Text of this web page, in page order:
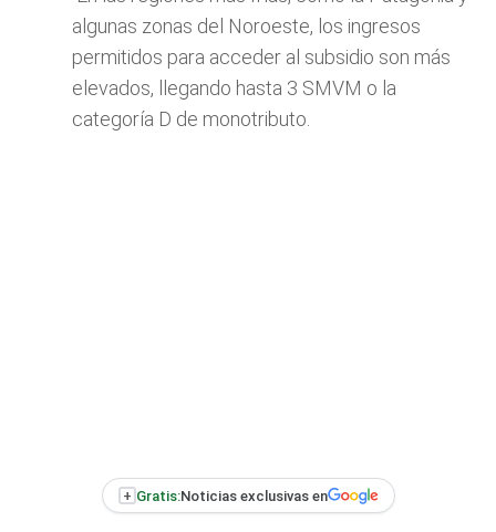
algunas zonas del Noroeste, los ingresos
permitidos para acceder al subsidio son más
elevados, llegando hasta 3 SMVM o la
categoría D de monotributo.
+ Gratis:Noticias exclusivas en